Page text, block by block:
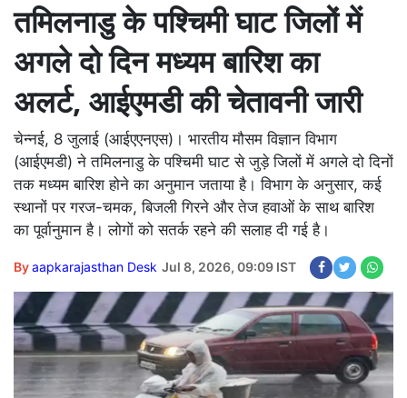
तमिलनाडु के पश्चिमी घाट जिलों में
अगले दो दिन मध्यम बारिश का
अलर्ट, आईएमडी की चेतावनी जारी
चेन्नई, 8 जुलाई (आईएएनएस)। भारतीय मौसम विज्ञान विभाग
(आईएमडी) ने तमिलनाडु के पश्चिमी घाट से जुड़े जिलों में अगले दो दिनों
तक मध्यम बारिश होने का अनुमान जताया है। विभाग के अनुसार, कई
स्थानों पर गरज-चमक, बिजली गिरने और तेज हवाओं के साथ बारिश
का पूर्वानुमान है। लोगों को सतर्क रहने की सलाह दी गई है।
Byaapkarajasthan Desk Jul 8, 2026, 09:09 IST